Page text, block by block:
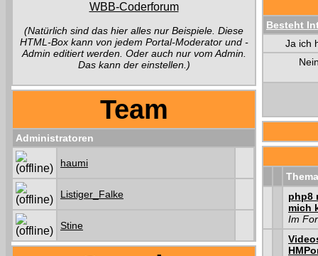
WBB-Coderforum
(Natürlich sind das hier alles nur Beispiele. Diese
HTML-Box kann von jedem Portal-Moderator und -
Admin editiert werden. Oder auch nur vom Admin.
Das kann der einstellen.)
Team
Administratoren
haumi
Listiger_Falke
Stine
Besteht
Ja ich
Thema
php8
mich
Im